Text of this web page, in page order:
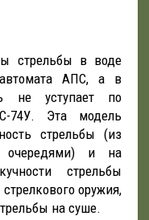
стрельбы в воде
АПС, а в
не уступает по
74У. Эта модель
стрельбы (из
очередями) и на
стрельбы
оружия,
на суше.